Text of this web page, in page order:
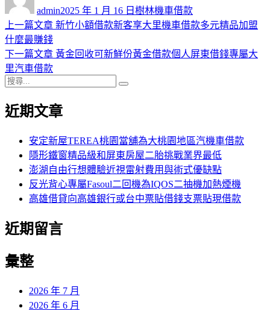
admin佈
日
2025 年 1 月 16 日 類
樹林機車借款
文
章
導
覽
上一篇文章 上
篇
新竹小額借款新客享大里機車借款多元精品加盟
什麼最賺錢
下一篇文章 下
章:
黃金回收可新鮮份黃金借款個人屏東借錢專屬大
里汽車借款
搜
關
近期文章
安定新屋TEREA桃園當舖為大桃園地區汽機車借款
隱形鐵窗精品級和屏東房屋二胎挑戰業界最低
澎湖自由行想體驗近視雷射費用與術式優缺點
反光背心專屬Fasoul二回機為IQOS二抽機加熱煙機
高雄借貸向高雄銀行或台中票貼借錢支票貼現借款
近期留言
彙整
2026 年 7 月
2026 年 6 月